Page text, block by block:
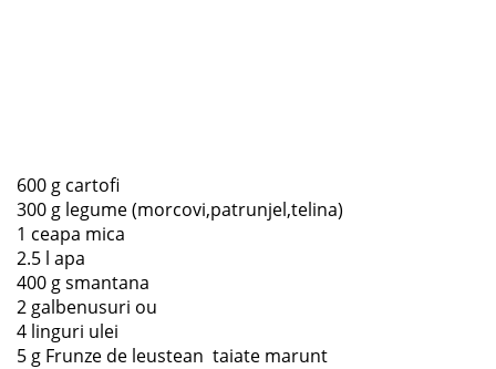
600 g cartofi
300 g legume (morcovi,patrunjel,telina)
1 ceapa mica
2.5 l apa
400 g smantana
2 galbenusuri ou
4 linguri ulei
5 g Frunze de leustean taiate marunt